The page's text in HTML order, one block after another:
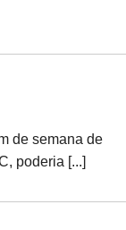
de semana de
poderia [...]